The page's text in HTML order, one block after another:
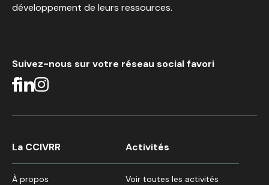
développement de leurs ressources.
Suivez-nous sur votre réseau social favori
La CCIVRR
À propos
Activités
Voir toutes les activités